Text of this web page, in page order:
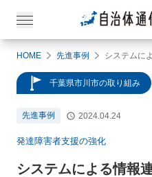
HOME 先進事例
千葉県市川市の取り組み
先進事例 2024.04.24
発達障害者支援の強化
システムによる情報